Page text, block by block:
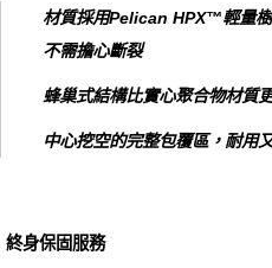
材質採用Pelican HPX™輕量
不需擔心斷裂
蜂巢式結構比實心聚合物材質
中心挖空的完整包覆區，耐用
終身保固服務